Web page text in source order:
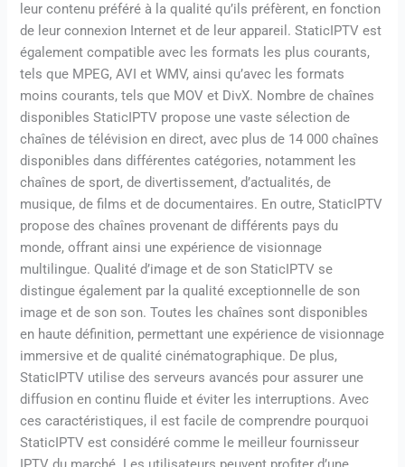
leur contenu préféré à la qualité qu’ils préfèrent, en fonction
de leur connexion Internet et de leur appareil. StaticIPTV est
également compatible avec les formats les plus courants,
tels que MPEG, AVI et WMV, ainsi qu’avec les formats
moins courants, tels que MOV et DivX. Nombre de chaînes
disponibles StaticIPTV propose une vaste sélection de
chaînes de télévision en direct, avec plus de 14 000 chaînes
disponibles dans différentes catégories, notamment les
chaînes de sport, de divertissement, d’actualités, de
musique, de films et de documentaires. En outre, StaticIPTV
propose des chaînes provenant de différents pays du
monde, offrant ainsi une expérience de visionnage
multilingue. Qualité d’image et de son StaticIPTV se
distingue également par la qualité exceptionnelle de son
image et de son son. Toutes les chaînes sont disponibles
en haute définition, permettant une expérience de visionnage
immersive et de qualité cinématographique. De plus,
StaticIPTV utilise des serveurs avancés pour assurer une
diffusion en continu fluide et éviter les interruptions. Avec
ces caractéristiques, il est facile de comprendre pourquoi
StaticIPTV est considéré comme le meilleur fournisseur